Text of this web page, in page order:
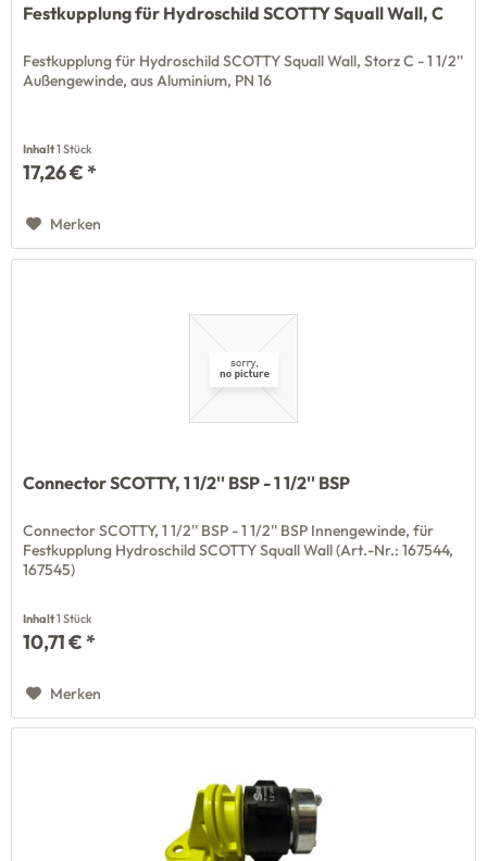
Festkupplung für Hydroschild SCOTTY Squall Wall, C
Festkupplung für Hydroschild SCOTTY Squall Wall, Storz C - 1 1/2''
Außengewinde, aus Aluminium, PN 16
Inhalt1 Stück
17,26 € *
Merken
Connector SCOTTY, 1 1/2'' BSP - 1 1/2'' BSP
Connector SCOTTY, 1 1/2'' BSP - 1 1/2'' BSP Innengewinde, für
Festkupplung Hydroschild SCOTTY Squall Wall (Art.-Nr.: 167544,
167545)
Inhalt1 Stück
10,71 € *
Merken